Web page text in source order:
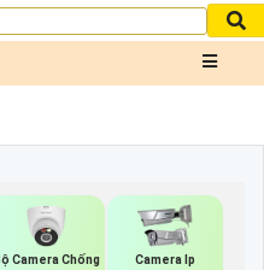
Camera Chống
Camera Ip